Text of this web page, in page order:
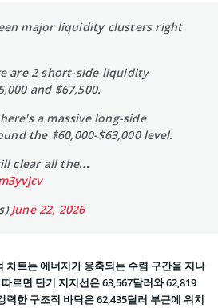
major liquidity clusters right
are 2 short-side liquidity
and $67,500.
a massive long-side
the $60,000-$63,000 level.
clear all the…
June 22, 2026
차트는 에너지가 응축되는 수렴 구간을 지나
르면 단기 지지선은 63,567달러와 62,819
력한 구조적 바닥은 62,435달러 부근에 위치